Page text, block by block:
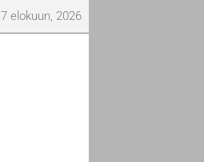
7 elokuun, 2026